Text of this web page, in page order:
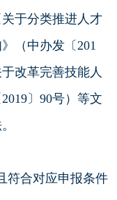
于分类推进人才
（中办发〔201
改革完善技能人
〕90号）等文
符合对应申报条件